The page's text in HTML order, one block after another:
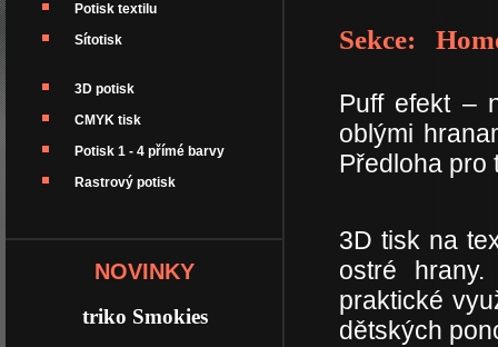
Potisk textilu
Sítotisk
3D potisk
CMYK tisk
Potisk 1 - 4 přímé barvy
Rastrový potisk
NOVINKY
triko Smokies
Sekce:
Puff efekt –
oblými
Předloha pro
3D tisk na
ostré
praktické
dětských